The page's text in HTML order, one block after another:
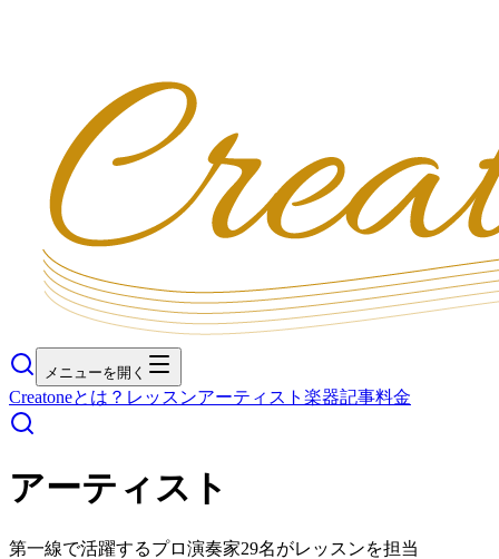
メニューを開く
Creatoneとは？ レッスンアーティスト 楽器記事料金
アーティスト
第一線で活躍するプロ演奏家29名がレッスンを担当